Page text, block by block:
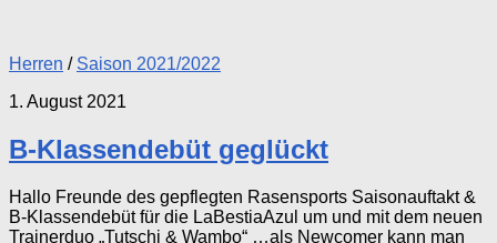
Herren / Saison 2021/2022
1. August 2021
B-Klassendebüt geglückt
Hallo Freunde des gepflegten Rasensports Saisonauftakt &
B-Klassendebüt für die LaBestiaAzul um und mit dem neuen
Trainerduo „Tutschi & Wambo“ …als Newcomer kann man